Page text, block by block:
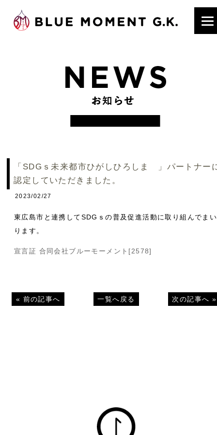
「SDGｓ未来都市ひがしひろしま 」パートナー
認定していただきました。
2023/02/27
東広島市と連携してSDGｓの普及促進活動に取り組んでまい
ります。
宣言証 合同会社ブルーモーメント[2578]
« 前の記事へ 一覧へ戻る 次の記事へ »